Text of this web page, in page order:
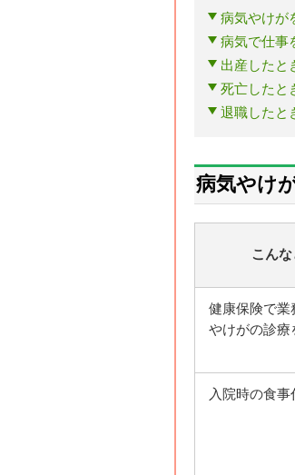
病気やけが
病気で仕事
出産したと
死亡したと
退職したと
病気やけ
こんな
健康保険で業
やけがの診療
入院時の食事